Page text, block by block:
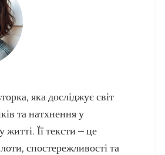
яка досліджує світ
та натхнення у
Її тексти – це
спостережливості та